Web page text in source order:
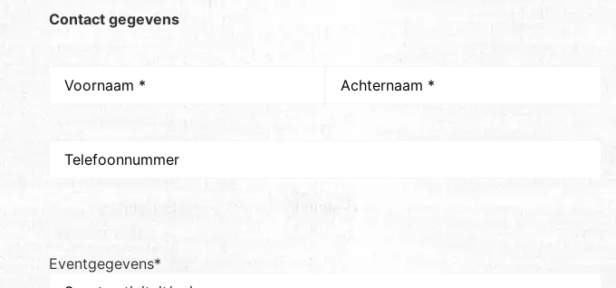
Contact gegevens
Naam
Eventgegevens*